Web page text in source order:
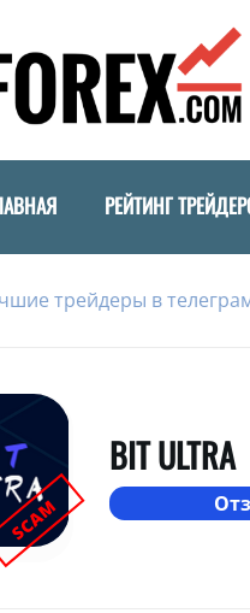
РЕЙТИНГ
трейдеры в
SCAM
BIT ULTRA